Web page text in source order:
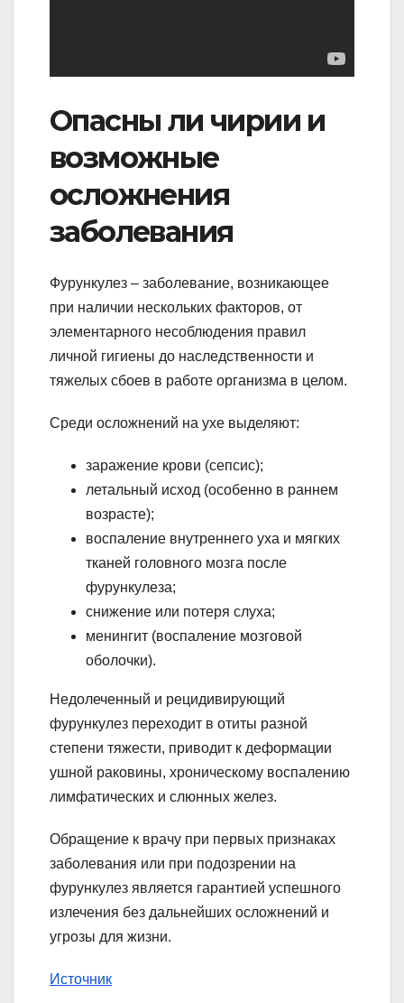
Опасны ли чирии и
возможные
осложнения
заболевания
Фурункулез – заболевание, возникающее
при наличии нескольких факторов, от
элементарного несоблюдения правил
личной гигиены до наследственности и
тяжелых сбоев в работе организма в целом.
Среди осложнений на ухе выделяют:
заражение крови (сепсис);
летальный исход (особенно в раннем
возрасте);
воспаление внутреннего уха и мягких
тканей головного мозга после
фурункулеза;
снижение или потеря слуха;
менингит (воспаление мозговой
оболочки).
Недолеченный и рецидивирующий
фурункулез переходит в отиты разной
степени тяжести, приводит к деформации
ушной раковины, хроническому воспалению
лимфатических и слюнных желез.
Обращение к врачу при первых признаках
заболевания или при подозрении на
фурункулез является гарантией успешного
излечения без дальнейших осложнений и
угрозы для жизни.
Источник